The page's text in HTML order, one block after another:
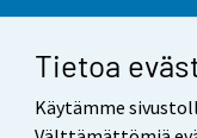
Tietoa
Käytämme
Yhteystiedot
Palaute